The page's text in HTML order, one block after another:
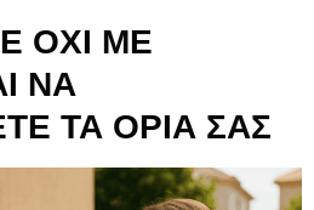
ΟΧΙ ΜΕ
ΝΑ
ΤΑ ΟΡΙΑ ΣΑΣ